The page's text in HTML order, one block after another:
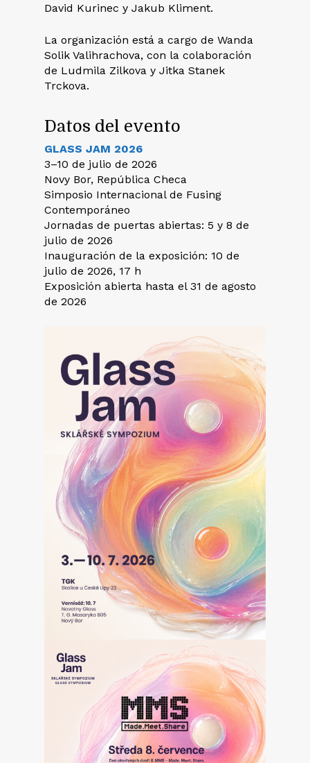
David Kurinec y Jakub Kliment.
La organización está a cargo de Wanda
Solik Valihrachova, con la colaboración
de Ludmila Zilkova y Jitka Stanek
Trckova.
Datos del evento
GLASS JAM 2026
3–10 de julio de 2026
Novy Bor, República Checa
Simposio Internacional de Fusing
Contemporáneo
Jornadas de puertas abiertas: 5 y 8 de
julio de 2026
Inauguración de la exposición: 10 de
julio de 2026, 17 h
Exposición abierta hasta el 31 de agosto
de 2026